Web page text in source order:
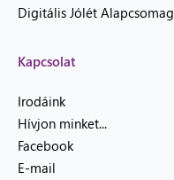
Digitális Jólét Alapcsomag
Kapcsolat
Irodáink
Hívjon minket...
Facebook
E-mail